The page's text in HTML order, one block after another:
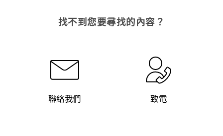
找不到您要尋找的內容？
聯絡我們 致電